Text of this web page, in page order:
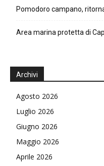
Pomodoro campano,
Area marina protetta di
Archivi
Agosto 2026
Luglio 2026
Giugno 2026
Maggio 2026
Aprile 2026